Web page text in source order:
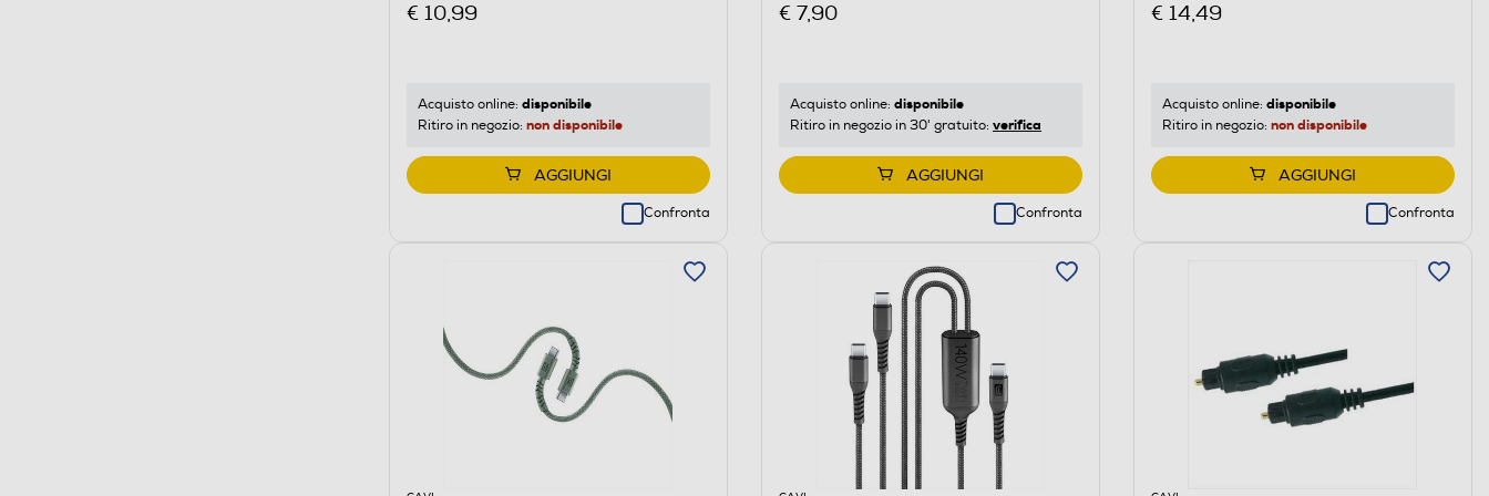
€ 10,99
Acquisto online: disponibile
Ritiro in negozio: non disponibile
AGGIUNGI
Confronta
€ 7,90
Acquisto online: disponibile
Ritiro in negozio in 30' gratuito: verifica
AGGIUNGI
Confronta
€ 14,49
Acquisto online: disponibile
Ritiro in negozio: non disponibile
AGGIUNGI
Confronta